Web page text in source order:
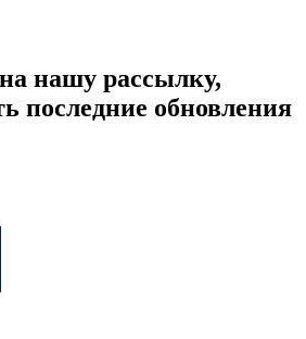
нашу рассылку,
последние обновления